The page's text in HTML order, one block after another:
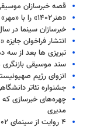
قصه خبرسازان
«هنر۱۴۰۲» را با «مهر» مرور کنید/ چهره‌ها و رویدادهای سالی که گذشت
خبرسازان سینما در سال ۱۴۰۲/ از تبرئه فرهادی تا استعفای
انتشار فراخوان
تبریزی‏ ها بعد از سه
سند موسیقی
انزوای رژیم
جشنواره تئاتر
چهره‌های خبرسازی که
مدیری